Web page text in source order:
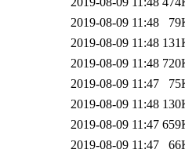
2019-08-09 11:48
2019-08-09 11:48
2019-08-09 11:48
2019-08-09 11:47
2019-08-09 11:48
2019-08-09 11:47
2019-08-09 11:47